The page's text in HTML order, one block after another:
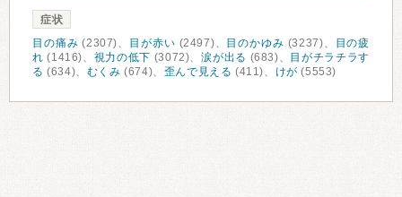
症状
目の痛み (2307)、 目が赤い (2497)、 目のかゆみ (3237)、
目の疲
れ (1416)、 視力の低下 (3072)、涙が出る (683)、
目がチラチラす
る (634)、 むくみ (674)、 歪んで見える (411)、 けが (5553)